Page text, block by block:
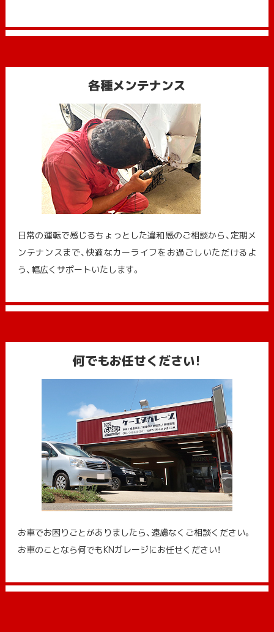
各種メンテナンス
日常の運転で感じるちょっとした違和感のご相談から、定期メ
ンテナンスまで、快適なカーライフをお過ごしいただけるよ
う、幅広くサポートいたします。
何でもお任せください!
お車でお困りごとがありましたら、遠慮なくご相談ください。
お車のことなら何でもKNガレージにお任せください！